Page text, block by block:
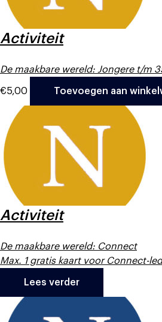
Activiteit
De maakbare wereld: Jongere t/m
€5,00 Toevoegen aan
Activiteit
De maakbare wereld: Connect
Max. 1 gratis kaart voor Connect-
Lees verder